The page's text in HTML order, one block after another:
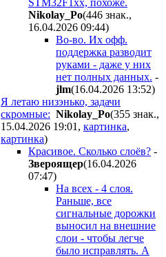
Nikolay_Po(446 знак.,
16.04.2026 09:44)
Во-во. Их офф.
поддержка разводит
руками - даже у них
нет полных данных. -
jlm(16.04.2026 13:52)
Я летаю низэнько, задачи
скромные: Nikolay_Po(355 знак.,
15.04.2026 19:01 , картинка,
картинка)
Красивое. Сколько слоёв? -
Звepoящep(16.04.2026
07:47)
На всех - 4 слоя.
Раньше, все
сигнальные дорожки
выносил на внешние
слои - чтобы легче
было исправлять. А